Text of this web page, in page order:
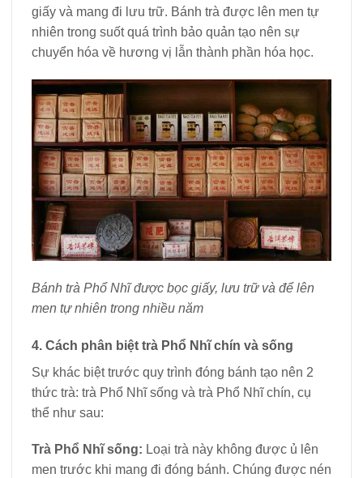
giấy và mang đi lưu trữ. Bánh trà được lên men tự
nhiên trong suốt quá trình bảo quản tạo nên sự
chuyển hóa về hương vị lẫn thành phần hóa học.
Bánh trà Phổ Nhĩ được bọc giấy, lưu trữ và để lên
men tự nhiên trong nhiều năm
4. Cách phân biệt trà Phổ Nhĩ chín và sống
Sự khác biệt trước quy trình đóng bánh tạo nên 2
thức trà: trà Phổ Nhĩ sống và trà Phổ Nhĩ chín, cụ
thể như sau:
Trà Phổ Nhĩ sống: Loại trà này không được ủ lên
men trước khi mang đi đóng bánh. Chúng được nén